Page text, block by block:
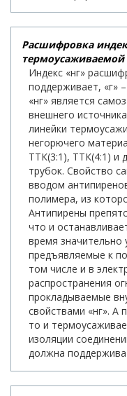
Расшифровка
термоусаживаемой
Индекс «нг»
поддерживает, «г»
«нг» является
внешнего
линейки
негорючего
ТТК(3:1), ТТК(4:1) и
трубок. Свойство
вводом
полимера, из
Антипирены
что и
время значительно
предъявляемые к
том числе и в
распространения
прокладываемые
свойствами «нг». А
то и
изоляции
должна